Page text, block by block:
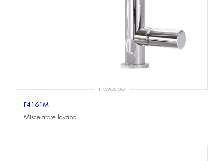
NOMOS GO
F4161M
Miscelatore lavabo